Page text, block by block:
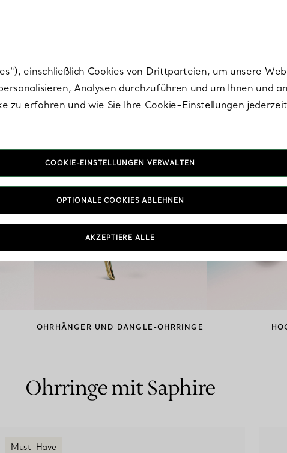
OHRHÄNGER UND DANGLE-OHRRINGE
Ohrringe mit Saphire
Must-Have
einschließlich Cookies von Drittparteien, um unsere
Analysen durchzuführen und um Ihnen und
zu erfahren und wie Sie Ihre Cookie-Einstellungen
COOKIE-EINSTELLUNGEN VERWALTEN
OPTIONALE COOKIES ABLEHNEN
AKZEPTIERE ALLE